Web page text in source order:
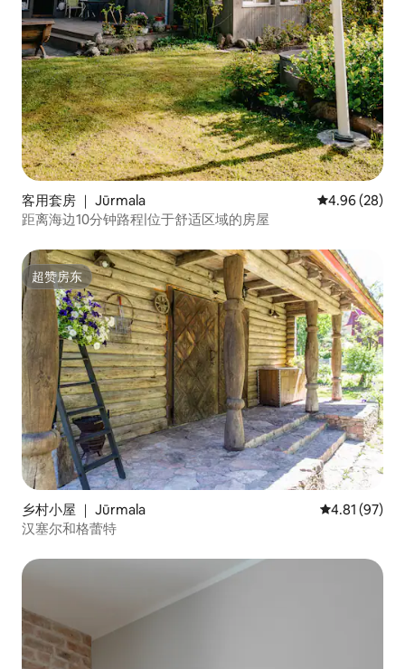
客用套房 ｜ Jūrmala 平均评分 4.96
4.96 (28)
距离海边10分钟路程|位于舒适区域的房屋
超赞房东
超赞房东
乡村小屋 ｜ Jūrmala 平均评分
4.81 (97)
汉塞尔和格蕾特